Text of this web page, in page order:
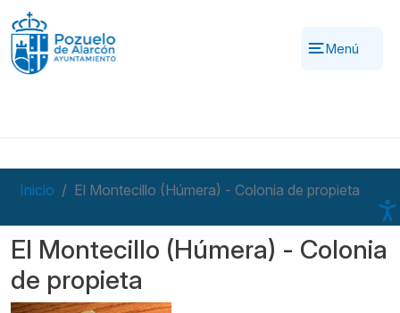
Pasar al contenido principal
Menú
Inicio El Montecillo (Húmera) - Colonia de propieta
El Montecillo (Húmera) - Colonia
de propieta